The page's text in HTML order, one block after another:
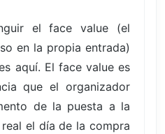
el face value (el
en la propia entrada)
aquí. El face value es
que el organizador
de la puesta a la
el día de la compra